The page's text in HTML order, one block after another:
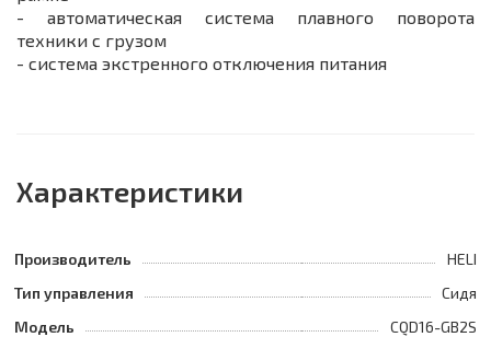
- автоматическая система плавного поворота
техники с грузом
- система экстренного отключения питания
Характеристики
Производитель
HELI
Тип управления
Сидя
Модель
CQD16-GB2S